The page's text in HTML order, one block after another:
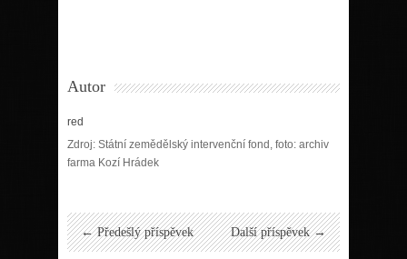
Autor
red
Zdroj: Státní zemědělský intervenční fond, foto: archiv
farma Kozí Hrádek
← Předešlý příspěvek Další příspěvek →